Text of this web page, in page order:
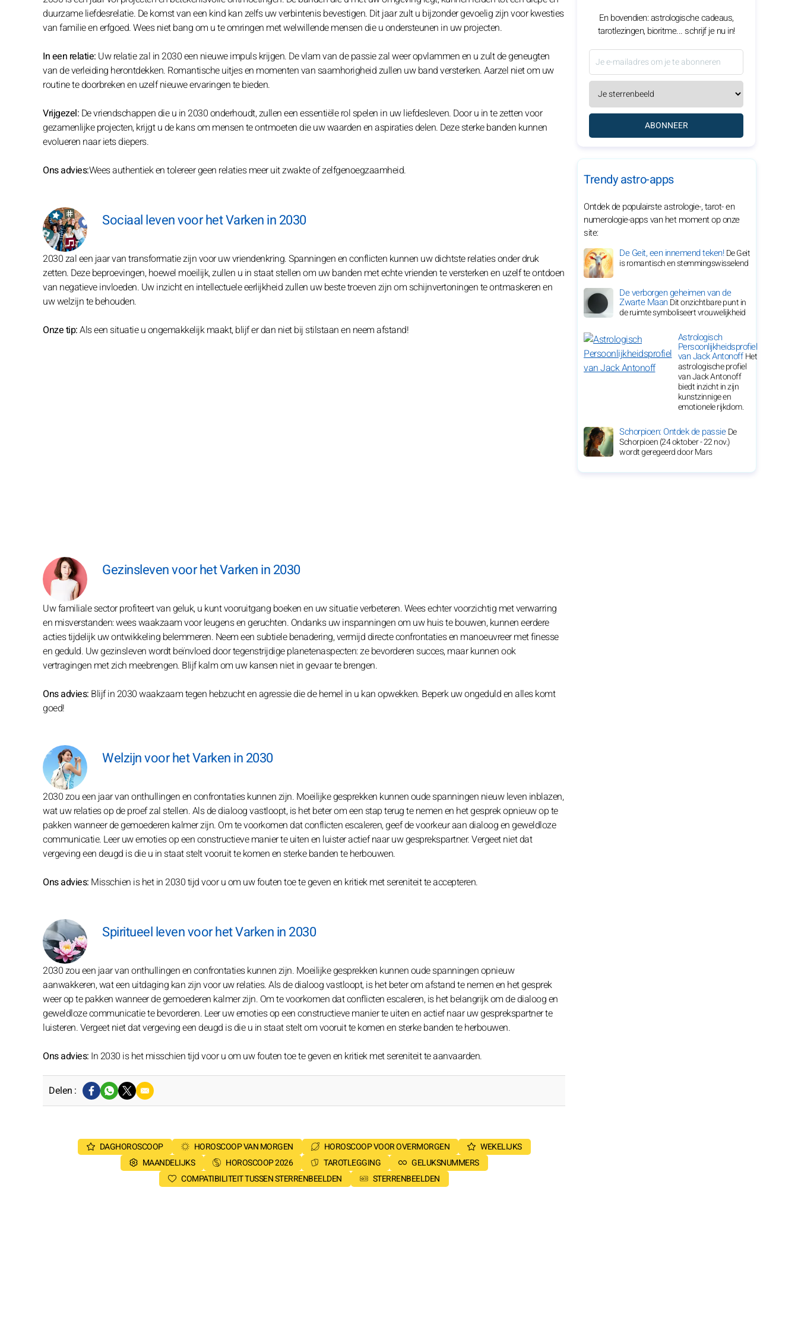
duurzame liefdesrelatie. De komst van een kind kan zelfs uw verbintenis bevestigen. Dit jaar zult u bijzonder gevoelig zijn voor kwesties
van familie en erfgoed. Wees niet bang om u te omringen met welwillende mensen die u ondersteunen in uw projecten.
In een relatie: Uw relatie zal in 2030 een nieuwe impuls krijgen. De vlam van de passie zal weer opvlammen en u zult de geneugten
van de verleiding herontdekken. Romantische uitjes en momenten van saamhorigheid zullen uw band versterken. Aarzel niet om uw
routine te doorbreken en uzelf nieuwe ervaringen te bieden.
Vrijgezel: De vriendschappen die u in 2030 onderhoudt, zullen een essentiële rol spelen in uw liefdesleven. Door u in te zetten voor
gezamenlijke projecten, krijgt u de kans om mensen te ontmoeten die uw waarden en aspiraties delen. Deze sterke banden kunnen
evolueren naar iets diepers.
Ons advies:Wees authentiek en tolereer geen relaties meer uit zwakte of zelfgenoegzaamheid.
Sociaal leven voor het Varken in 2030
2030 zal een jaar van transformatie zijn voor uw vriendenkring. Spanningen en conflicten kunnen uw dichtste relaties onder druk
zetten. Deze beproevingen, hoewel moeilijk, zullen u in staat stellen om uw banden met echte vrienden te versterken en uzelf te ontdoen
van negatieve invloeden. Uw inzicht en intellectuele eerlijkheid zullen uw beste troeven zijn om schijnvertoningen te ontmaskeren en
uw welzijn te behouden.
Onze tip:Als een situatie u ongemakkelijk maakt, blijf er dan niet bij stilstaan en neem afstand!
Gezinsleven voor het Varken in 2030
Uw familiale sector profiteert van geluk, u kunt vooruitgang boeken en uw situatie verbeteren. Wees echter voorzichtig met verwarring
en misverstanden: wees waakzaam voor leugens en geruchten. Ondanks uw inspanningen om uw huis te bouwen, kunnen eerdere
acties tijdelijk uw ontwikkeling belemmeren. Neem een subtiele benadering, vermijd directe confrontaties en manoeuvreer met finesse
en geduld. Uw gezinsleven wordt beïnvloed door tegenstrijdige planetenaspecten: ze bevorderen succes, maar kunnen ook
vertragingen met zich meebrengen. Blijf kalm om uw kansen niet in gevaar te brengen.
Ons advies: Blijf in 2030 waakzaam tegen hebzucht en agressie die de hemel in u kan opwekken. Beperk uw ongeduld en alles komt
goed!
Welzijn voor het Varken in 2030
2030 zou een jaar van onthullingen en confrontaties kunnen zijn. Moeilijke gesprekken kunnen oude spanningen nieuw leven inblazen,
wat uw relaties op de proef zal stellen. Als de dialoog vastloopt, is het beter om een stap terug te nemen en het gesprek opnieuw op te
pakken wanneer de gemoederen kalmer zijn. Om te voorkomen dat conflicten escaleren, geef de voorkeur aan dialoog en geweldloze
communicatie. Leer uw emoties op een constructieve manier te uiten en luister actief naar uw gesprekspartner. Vergeet niet dat
vergeving een deugd is die u in staat stelt vooruit te komen en sterke banden te herbouwen.
Ons advies: Misschien is het in 2030 tijd voor u om uw fouten toe te geven en kritiek met sereniteit te accepteren.
Spiritueel leven voor het Varken in 2030
2030 zou een jaar van onthullingen en confrontaties kunnen zijn. Moeilijke gesprekken kunnen oude spanningen opnieuw
aanwakkeren, wat een uitdaging kan zijn voor uw relaties. Als de dialoog vastloopt, is het beter om afstand te nemen en het gesprek
weer op te pakken wanneer de gemoederen kalmer zijn. Om te voorkomen dat conflicten escaleren, is het belangrijk om de dialoog en
geweldloze communicatie te bevorderen. Leer uw emoties op een constructieve manier te uiten en actief naar uw gesprekspartner te
luisteren. Vergeet niet dat vergeving een deugd is die u in staat stelt om vooruit te komen en sterke banden te herbouwen.
Ons advies: In 2030 is het misschien tijd voor u om uw fouten toe te geven en kritiek met sereniteit te aanvaarden.
Delen :
DAGHOROSCOOP HOROSCOOP VAN MORGEN HOROSCOOP VOOR OVERMORGEN
WEKELIJKS
MAANDELIJKS
HOROSCOOP 2026 TAROTLEGGING
GELUKSNUMMERS
COMPATIBILITEIT TUSSEN STERRENBEELDEN
STERRENBEELDEN
En bovendien: astrologische cadeaus,
tarotlezingen, bioritme... schrijf je nu in!
ABONNEER
Trendy astro-apps
Ontdek de populairste astrologie-, tarot- en
numerologie-apps van het moment op onze
site:
De Geit, een innemend teken!De Geit
is romantisch en stemmingswisselend
De verborgen geheimen van de
Zwarte MaanDit onzichtbare punt in
de ruimte symboliseert vrouwelijkheid
Astrologisch
Persoonlijkheidsprofiel
van Jack AntonoffHet
astrologische profiel
van Jack Antonoff
biedt inzicht in zijn
kunstzinnige en
emotionele rijkdom.
Schorpioen: Ontdek de passieDe
Schorpioen (24 oktober - 22 nov.)
wordt geregeerd door Mars